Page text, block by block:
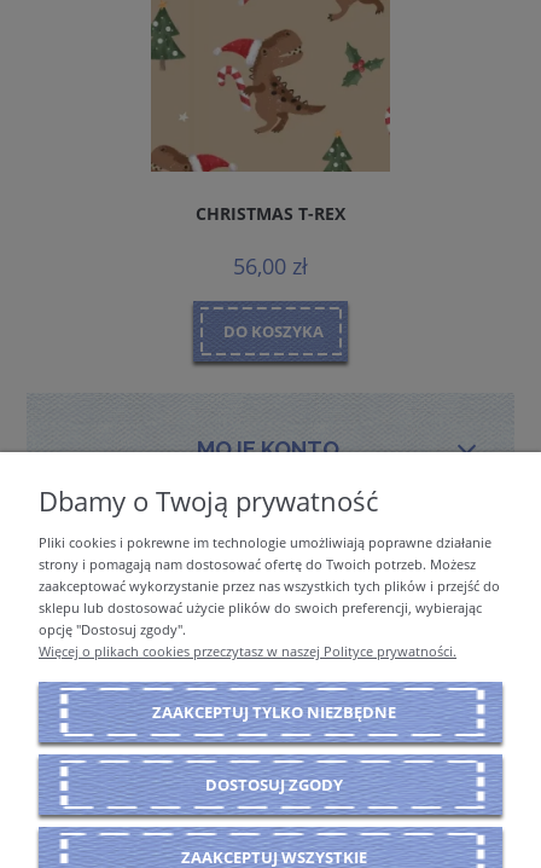
CHRISTMAS T-REX
56,00 zł
DO KOSZYKA
MOJE KONTO
PŁATNOŚCI I DOSTAWA
INFORMACJE
O NAS
POKAŻ PEŁNĄ WERSJĘ STRONY
Sklep internetowy Shoper Premium
Dbamy o Twoją prywatność
Pliki cookies i pokrewne im technologie umożliwiają poprawne działanie
strony i pomagają nam dostosować ofertę do Twoich potrzeb. Możesz
zaakceptować wykorzystanie przez nas wszystkich tych plików i przejść do
sklepu lub dostosować użycie plików do swoich preferencji, wybierając
opcję "Dostosuj zgody".
Więcej o plikach cookies przeczytasz w naszej Polityce prywatności.
ZAAKCEPTUJ TYLKO NIEZBĘDNE
DOSTOSUJ ZGODY
ZAAKCEPTUJ WSZYSTKIE